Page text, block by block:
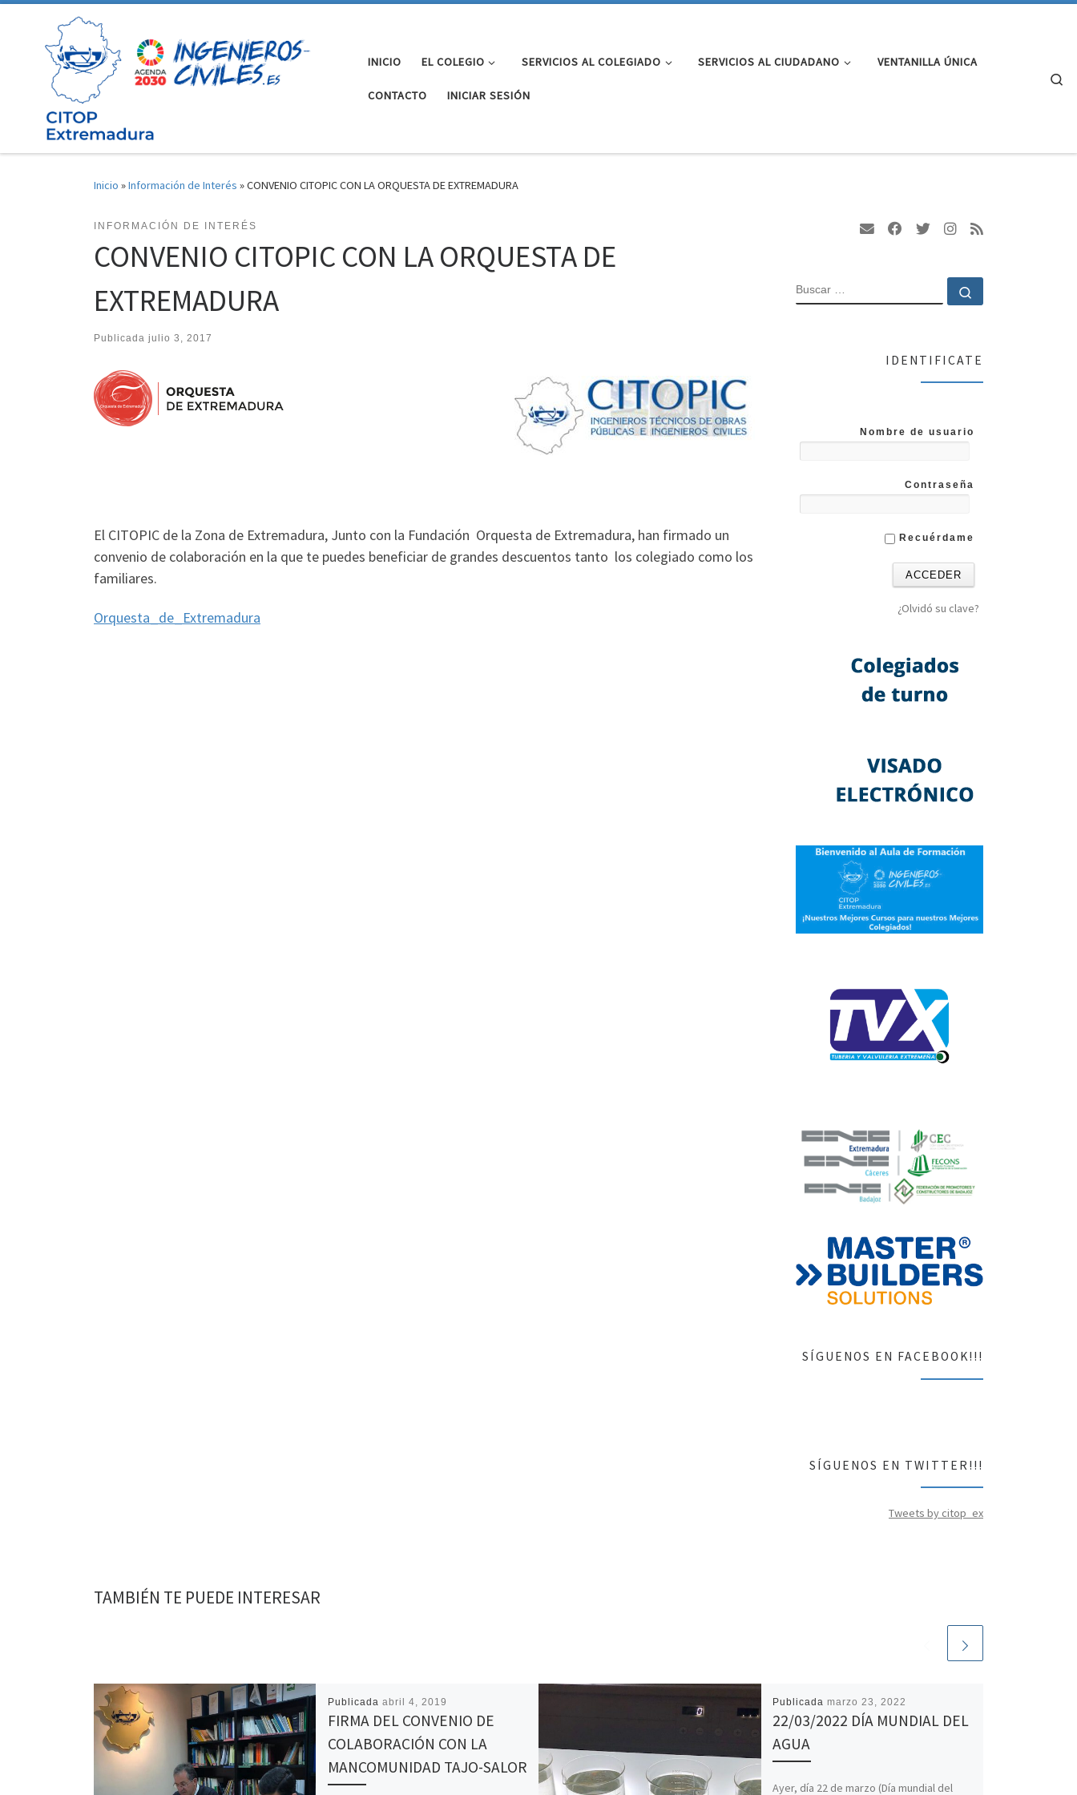
Saltar al contenido
INICIO EL COLEGIO SERVICIOS AL COLEGIADO SERVICIOS AL CIUDADANO VENTANILLA ÚNICA
CONTACTO INICIAR SESIÓN
Inicio »Información de Interés »CONVENIO CITOPIC CON LA ORQUESTA DE EXTREMADURA
INFORMACIÓN DE INTERÉS
CONVENIO CITOPIC CON LA ORQUESTA DE
EXTREMADURA
Publicada julio 3, 2017
El CITOPIC de la Zona de Extremadura, Junto con la Fundación Orquesta de Extremadura, han firmado un
convenio de colaboración en la que te puedes beneficiar de grandes descuentos tanto los colegiado como los
familiares.
Orquesta_de_Extremadura
TAMBIÉN TE PUEDE INTERESAR
Publicada abril 4, 2019
FIRMA DEL CONVENIO DE
COLABORACIÓN CON LA
MANCOMUNIDAD TAJO-SALOR
Publicada marzo 23, 2022
22/03/2022 DÍA MUNDIAL DEL
AGUA
Ayer, día 22 de marzo (Día mundial del
BUSCAR
IDENTIFICATE
Nombre de usuario
Contraseña
Recuérdame
¿Olvidó su clave?
SÍGUENOS EN FACEBOOK!!!
SÍGUENOS EN TWITTER!!!
Tweets by citop_ex